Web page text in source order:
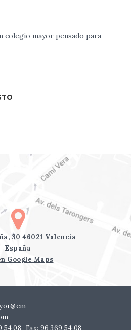
colegio mayor pensado para
30 46021 Valencia -
España
Google Maps
54 08
Fax: 96 369 54 08